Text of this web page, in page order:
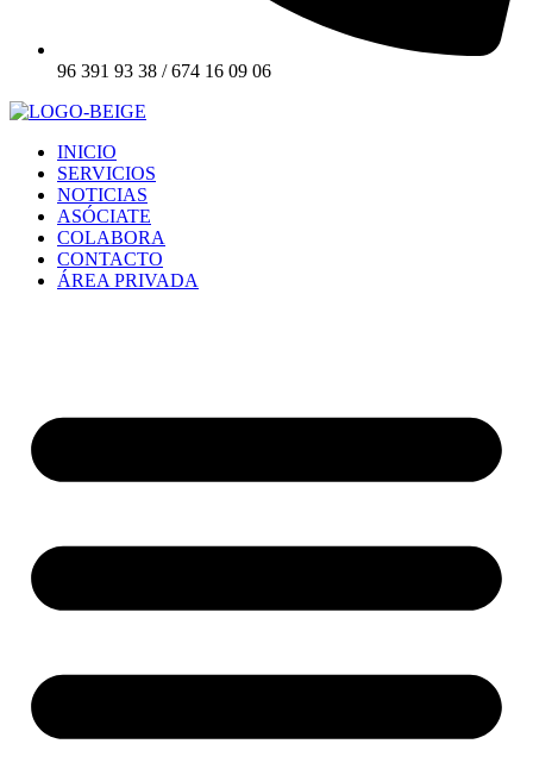
96 391 93 38 / 674 16 09 06
INICIO
SERVICIOS
NOTICIAS
ASÓCIATE
COLABORA
CONTACTO
ÁREA PRIVADA